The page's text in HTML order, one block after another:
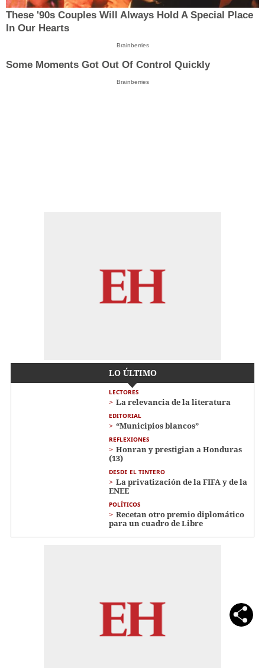
These '90s Couples Will Always Hold A Special Place
In Our Hearts
Brainberries
Some Moments Got Out Of Control Quickly
Brainberries
LO ÚLTIMO
LECTORES
La relevancia de la literatura
EDITORIAL
“Municipios blancos”
REFLEXIONES
Honran y prestigian a Honduras
(13)
DESDE EL TINTERO
La privatización de la FIFA y de la
ENEE
POLÍTICOS
Recetan otro premio diplomático
para un cuadro de Libre